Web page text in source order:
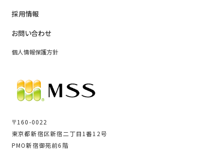
採用情報
お問い合わせ
個人情報保護方針
〒160-0022
東京都新宿区新宿二丁目1番12号
PMO新宿御苑前6階